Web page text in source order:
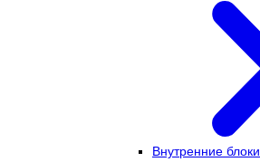
Внутренние блоки